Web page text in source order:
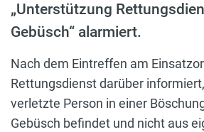
„Unterstützung
Gebüsch“ alarmiert.
Nach dem Eintreffen am
Rettungsdienst darüber
verletzte Person in einer
Gebüsch befindet und nicht aus